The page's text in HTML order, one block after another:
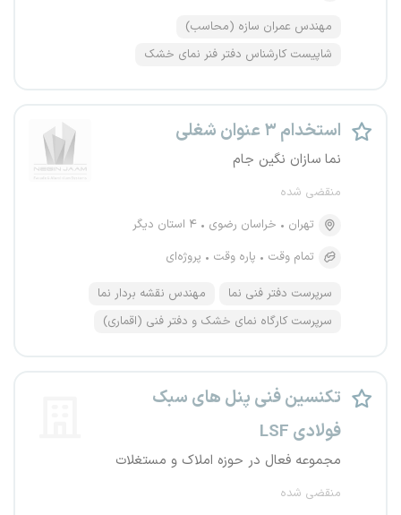
مهندس عمران سازه (محاسب)
شاپیست کارشناس دفتر فنر نمای خشک
استخدام ۳ عنوان شغلی
نما سازان نگین جام
منقضی شده
تهران
خراسان رضوی
۴ استان دیگر
تمام وقت
پاره وقت پروژه‌ای
سرپرست دفتر فنی نما
مهندس نقشه بردار نما
سرپرست کارگاه نمای خشک و دفتر فنی (اقماری)
تکنسین فنی پنل های سبک
فولادی LSF
مجموعه فعال در حوزه املاک و مستغلات
منقضی شده